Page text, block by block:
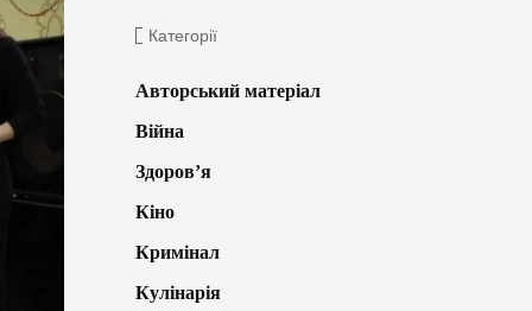
Категорії
Авторський матеріал
Війна
Здоров’я
Кіно
Кримінал
Кулінарія